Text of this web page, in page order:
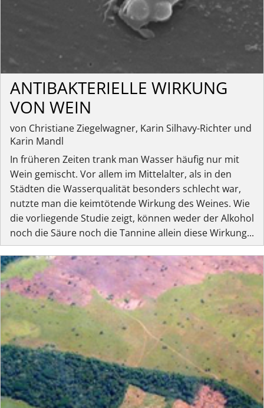
ANTIBAKTERIELLE WIRKUNG
VON WEIN
von Christiane Ziegelwagner, Karin Silhavy-Richter und
Karin Mandl
In früheren Zeiten trank man Wasser häufig nur mit
Wein gemischt. Vor allem im Mittelalter, als in den
Städten die Wasserqualität besonders schlecht war,
nutzte man die keimtötende Wirkung des Weines. Wie
die vorliegende Studie zeigt, können weder der Alkohol
noch die Säure noch die Tannine allein diese Wirkung...